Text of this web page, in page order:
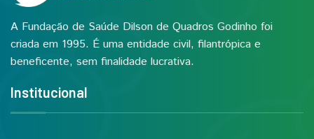
A Fundação de Saúde Dilson de Quadros Godinho foi
criada em 1995. É uma entidade civil, filantrópica e
beneficente, sem finalidade lucrativa.
Institucional